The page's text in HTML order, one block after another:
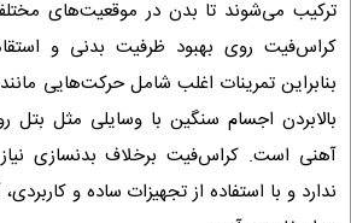
ترکیب می‌شوند تا بدن در موقعیت‌های
کراس‌فیت روی بهبود ظرفیت بدنی و
بنابراین تمرینات اغلب شامل حرکت‌هایی
بالابردن اجسام سنگین با وسایلی مثل
آهنی است. کراس‌فیت برخلاف بدنسازی
ندارد و با استفاده از تجهیزات ساده و